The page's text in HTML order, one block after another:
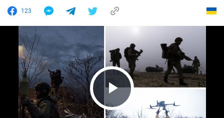
123
Play Video